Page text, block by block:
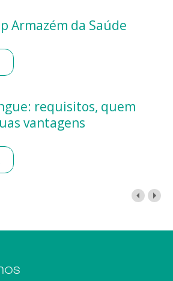
Armazém da Saúde
requisitos, quem
vantagens